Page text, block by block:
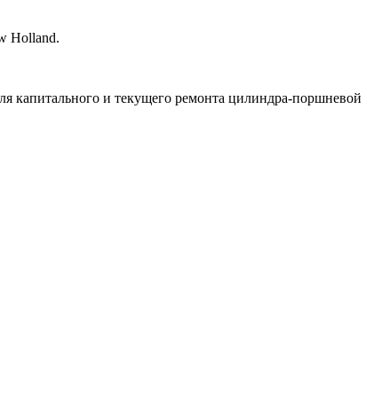
Holland.
капитального и текущего ремонта цилиндра-поршневой